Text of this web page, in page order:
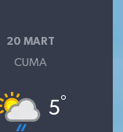
20 MART
CUMA
5°